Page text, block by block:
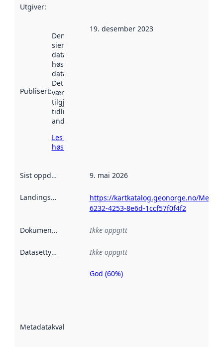
Utgiver:
Publisert:
Denne datoen
sier når
datasettet ble
høstet av
data.norge.no.
Det kan ha
vært
tilgjengelig
tidligere
andre steder.
Les mer om
høsting her
19. desember 2023
Sist oppdatert 9. mai 2026
Landingsside
https://kartkatalog.geonorge.no/
6232-4253-8e6d-1ccf57f0f4f2
Dokumentasjon Ikke oppgitt
Datasettype Ikke oppgitt
Metadatakvalitet
Metadatakvalitet
God (60%)